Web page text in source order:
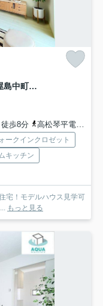
オール電化デザイナーズハウス高松市屋島中町建売②
歩8分
高松琴平電気鉄道志度線「潟元」駅 徒歩8分
ークインクロゼット
キッチン
宅！モデルハウス見学可
もっと見る